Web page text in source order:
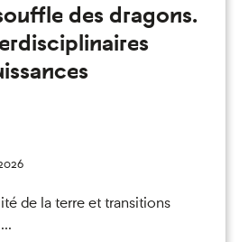
des dragons.
de la terre et transitions